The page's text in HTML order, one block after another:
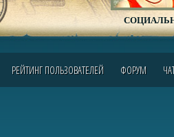
РЕЙТИНГ ПОЛЬЗОВАТЕЛЕЙ ФОРУМ